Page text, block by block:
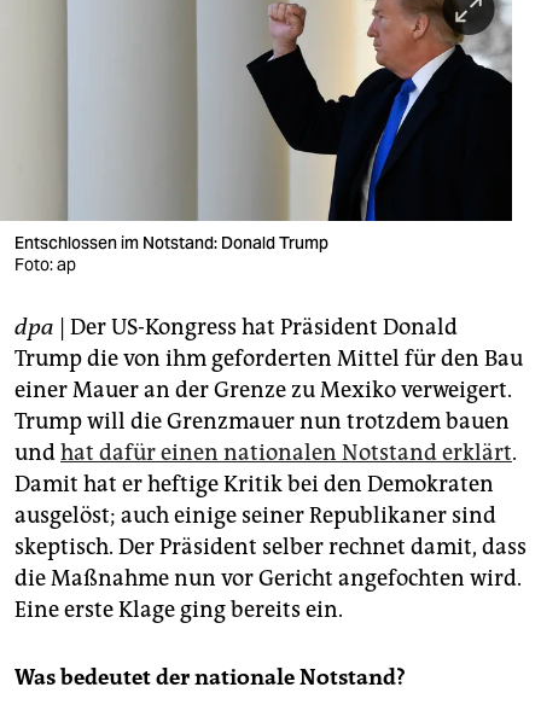
verlag
shop
fragen & hilfe
unterstützen
abo
genossenschaft
epaper login
Entschlossen im Notstand: Donald Trump
Foto: ap
dpa | Der US-Kongress hat Präsident Donald
Trump die von ihm geforderten Mittel für den Bau
einer Mauer an der Grenze zu Mexiko verweigert.
Trump will die Grenzmauer nun trotzdem bauen
undhat dafür einen nationalen Notstand erklärt.
Damit hat er heftige Kritik bei den Demokraten
ausgelöst; auch einige seiner Republikaner sind
skeptisch. Der Präsident selber rechnet damit, dass
die Maßnahme nun vor Gericht angefochten wird.
Eine erste Klage ging bereits ein.
Was bedeutet der nationale Notstand?